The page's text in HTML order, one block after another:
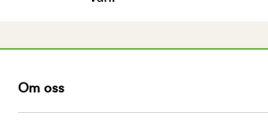
Om oss